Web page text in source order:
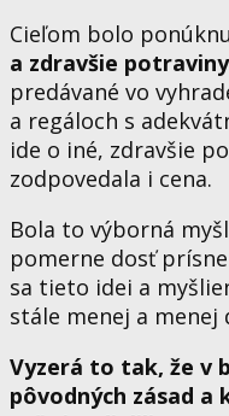
Cieľom bolo
a zdravšie
predávané vo
a regáloch s
ide o iné, zdravšie
zodpovedala i cena.
Bola to výborná
pomerne dosť
sa tieto idei a
stále menej a menej
Vyzerá to tak, že v
pôvodných zásad